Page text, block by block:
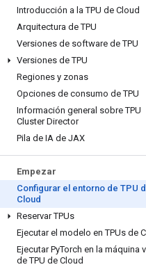
Introducción a la TPU de Cloud
Arquitectura de TPU
Versiones de software de TPU
Versiones de TPU
Regiones y zonas
Opciones de consumo de TPU
Información general sobre TPU
Cluster Director
Pila de IA de JAX
Empezar
Configurar el entorno de TPU
Cloud
Reservar TPUs
Ejecutar el modelo en TPUs de
Ejecutar PyTorch en la máquina
de TPU de Cloud